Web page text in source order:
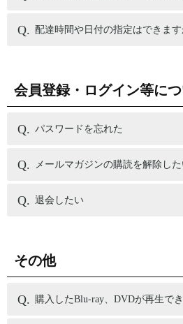
配達時間や日付の指定はできます
会員登録・ログイン等に
パスワードを忘れた
メールマガジンの購読を解除し
退会したい
その他
購入したBlu-ray、DVDが再生で